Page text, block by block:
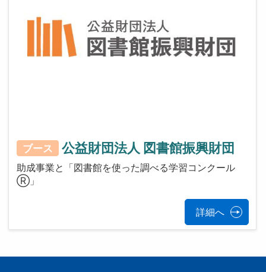
ブース 公益財団法人 図書館振興財団
助成事業と「図書館を使った調べる学習コンクール
Ⓡ」
詳細へ